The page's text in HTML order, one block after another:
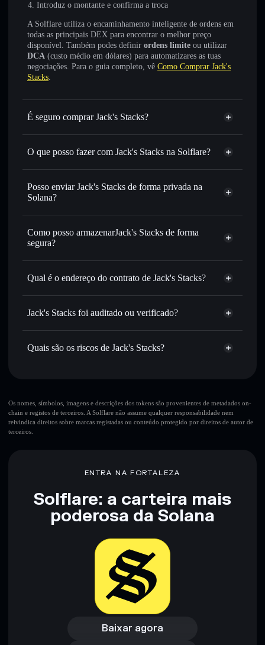
Introduz o montante e confirma a troca
A Solflare utiliza o encaminhamento inteligente de ordens em
todas as principais DEX para encontrar o melhor preço
disponível. Também podes definir ordens limite ou utilizar
DCA (custo médio em dólares) para automatizares as tuas
negociações. Para o guia completo, vê Como Comprar Jack's
Stacks.
É seguro comprar Jack's Stacks?
Jack's Stacks não está verificado
O que posso fazer com Jack's Stacks na Solflare?
Jack's Stacks
Carteira Solflare
Trocar instantaneamente — trocar JACK por SOL,
USDC ou milhares de outros tokens Solana com
melhor preço disponível
Definir ordens limite— automatizar transações ao teu
preço-alvo para JACK
Utilizar DCA— investir de forma faseada ao longo do
Enviar de forma privada
publicamente as carteiras usando o Agregador de
volume, capitalização de mercado e liquidez de JACK
Manter em segurança— guardar JACK numa carteira
Posso enviar Jack's Stacks de forma privada na
Solana?
Agregador de Privacidade
Como posso armazenarJack's Stacks de forma
segura?
Jack's Stacks
Agregador de Privacidade
Qual é o endereço do contrato de Jack's Stacks?
Jack's Stacks
Solflare
Jack's Stacks foi auditado ou verificado?
Jack's Stacks não está verificado
Quais são os riscos de Jack's Stacks?
Jack's
Stacks
mutáveis
pesquisa. Dados fornecidos pelo rugcheck.xyz.
Os nomes, símbolos, imagens e descrições dos tokens são provenientes de metadados on-
chain e registos de terceiros. A Solflare não assume qualquer responsabilidade nem
reivindica direitos sobre marcas registadas ou conteúdo protegido por direitos de autor de
terceiros.
ENTRA NA FORTALEZA
Solflare: a carteira mais
poderosa da Solana
Baixar agora
Baixar agora
Acessar carteira